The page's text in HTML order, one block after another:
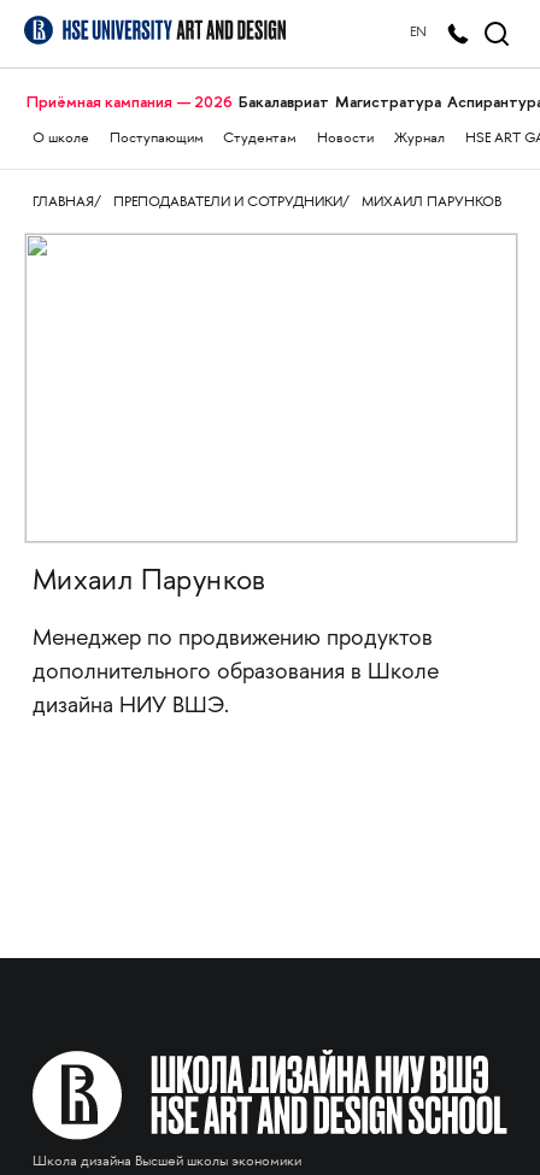
EN
Приёмная кампания — 2026 Бакалавриат Магистратура
О школе Поступающим Студентам Новости Журнал HSE ART
ГЛАВНАЯ ПРЕПОДАВАТЕЛИ И СОТРУДНИКИ МИХАИЛ ПАРУНКОВ
Михаил Парунков
Менеджер по продвижению продуктов
дополнительного образования в Школе
дизайна НИУ ВШЭ.
Школа дизайна Высшей школы экономики